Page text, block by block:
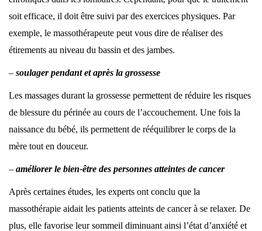
soit efficace, il doit être suivi par des exercices physiques. Par
exemple, le massothérapeute peut vous dire de réaliser des
étirements au niveau du bassin et des jambes.
– soulagerpendant et après la grossesse
Les massages durant la grossesse permettent de réduire les risques
de blessure du périnée au cours de l’accouchement. Une fois la
naissance du bébé, ils permettent de rééquilibrer le corps de la
mère tout en douceur.
– améliorer le bien-être des personnes atteintes de cancer
Après certaines études, les experts ont conclu que la
massothérapie aidait les patients atteints de cancer à se relaxer. De
plus, elle favorise leur sommeil diminuant ainsi l’état d’anxiété et